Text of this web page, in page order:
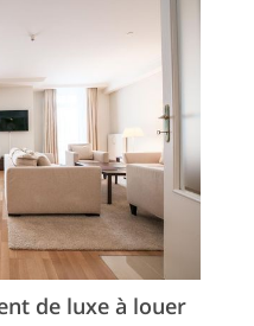
de luxe à louer